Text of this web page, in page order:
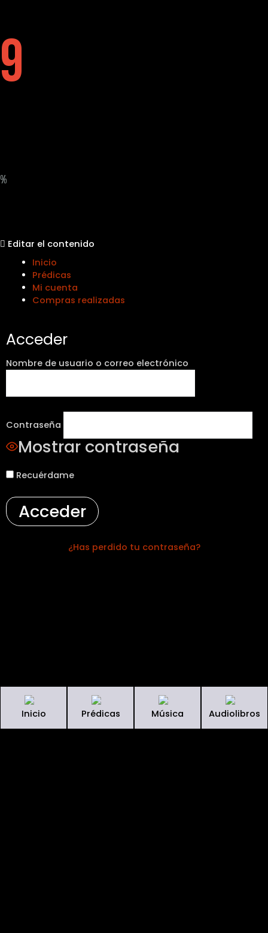
9
%
Editar el contenido
Inicio
Prédicas
Mi cuenta
Compras realizadas
Acceder
Nombre de usuario o correo electrónico
Contraseña
Mostrar contraseña
Recuérdame
¿Has perdido tu contraseña?
Inicio Prédicas Música Audiolibros